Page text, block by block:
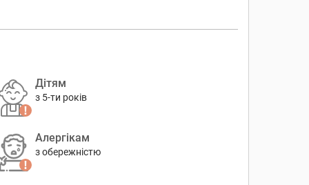
Дітям
з 5-ти років
Алергікам
з обережністю